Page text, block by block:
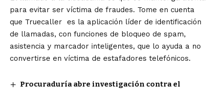
para evitar ser víctima de fraudes. Tome en cuenta
que Truecaller es la aplicación líder de identificación
de llamadas, con funciones de bloqueo de spam,
asistencia y marcador inteligentes, que lo ayuda a no
convertirse en víctima de estafadores telefónicos.
Procuraduría abre investigación contra el